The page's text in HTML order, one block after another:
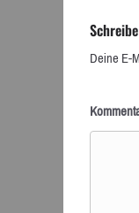
Deine E-